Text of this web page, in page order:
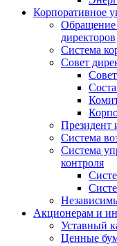
Корпоративное
Обращение
директоров
Система
Совет
Президент
Система
Система
контроля
Акционерам и
Уставный
Ценные